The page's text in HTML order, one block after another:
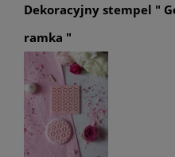
Dekoracyjny stempel "
ramka "